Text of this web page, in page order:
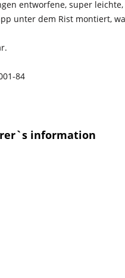
entworfene, super
unter dem Rist montiert,
84
information